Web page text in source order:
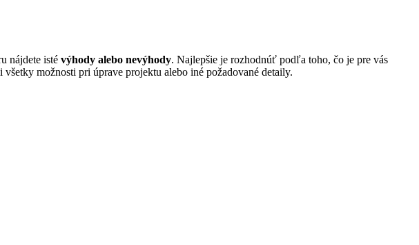
nájdete isté výhody alebo nevýhody. Najlepšie je rozhodnúť podľa toho, čo je pre vás
možnosti pri úprave projektu alebo iné požadované detaily.